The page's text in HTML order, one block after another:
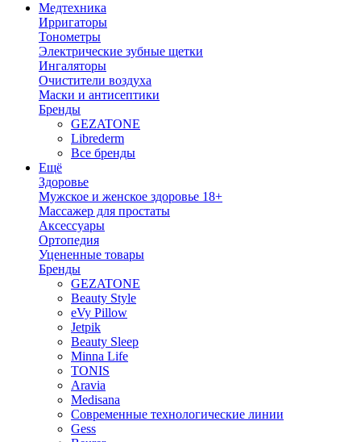
Медтехника
Ирригаторы
Тонометры
Электрические зубные щетки
Ингаляторы
Очистители воздуха
Маски и антисептики
Бренды
GEZATONE
Librederm
Все бренды
Ещё
Здоровье
Мужское и женское здоровье 18+
Массажер для простаты
Аксессуары
Ортопедия
Уцененные товары
Бренды
GEZATONE
Beauty Style
eVy Pillow
Jetpik
Beauty Sleep
Minna Life
TONIS
Aravia
Medisana
Современные технологические линии
Gess